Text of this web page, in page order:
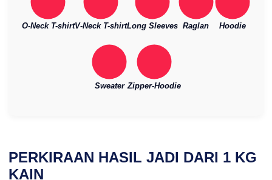
O-Neck T-shirtV-Neck T-shirtLong Sleeves Raglan Hoodie
Sweater Zipper-Hoodie
PERKIRAAN HASIL JADI DARI 1 KG
KAIN